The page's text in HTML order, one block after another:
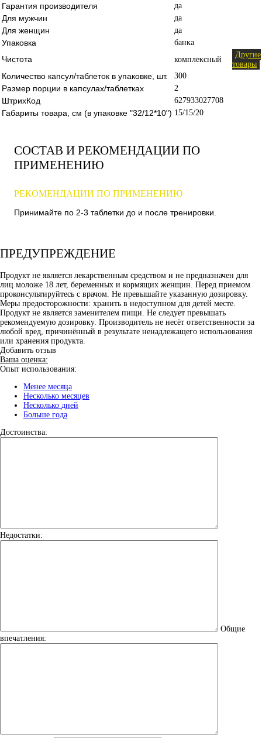
Гарантия производителя да
Для мужчин да
Для женщин да
Упаковка банка
Чистота комплексный
Другие
товары
Количество капсул/таблеток в упаковке, шт. 300
Размер порции в капсулах/таблетках 2
ШтрихКод 627933027708
Габариты товара, см (в упаковке "32/12*10") 15/15/20
СОСТАВ И РЕКОМЕНДАЦИИ ПО
ПРИМЕНЕНИЮ
РЕКОМЕНДАЦИИ ПО ПРИМЕНЕНИЮ
Принимайте по 2-3 таблетки до и после тренировки.
ПРЕДУПРЕЖДЕНИЕ
Продукт не является лекарственным средством и не предназначен для
лиц моложе 18 лет, беременных и кормящих женщин. Перед приемом
проконсультируйтесь с врачом. Не превышайте указанную дозировку.
Меры предосторожности: хранить в недоступном для детей месте.
Продукт не является заменителем пищи. Не следует превышать
рекомендуемую дозировку. Производитель не несёт ответственности за
любой вред, причинённый в результате ненадлежащего использования
или хранения продукта.
Добавить отзыв
Ваша оценка:
Опыт использования:
Менее месяца
Несколько месяцев
Несколько дней
Больше года
Достоинства:
Недостатки:
Общие
впечатления: